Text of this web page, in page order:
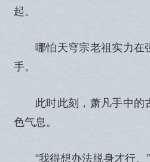
起。
哪怕天穹宗老祖实力在
手。
此时此刻，萧凡手中
色气息。
“我得想办法脱身才行。